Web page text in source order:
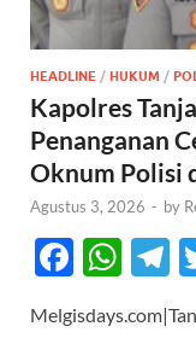
HEADLINE / HUKUM /
Kapolres
Penanganan
Oknum Polisi
Agustus 3, 2026 - by
F
W T